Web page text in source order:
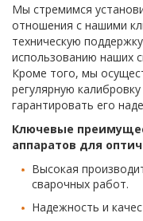
Мы стремимся
отношения с нашими
техническую
использованию наших
Кроме того, мы
регулярную
гарантировать его
Ключевые
аппаратов для
Высокая
сварочных работ.
Надежность и